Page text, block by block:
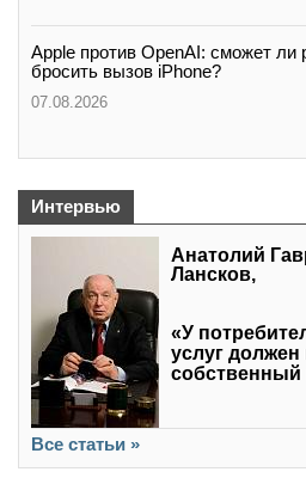
Apple против OpenAI: сможет ли
бросить вызов iPhone?
07.08.2026
Интервью
Анатолий
Лансков,
«У
услуг должен
собственный
Все статьи »